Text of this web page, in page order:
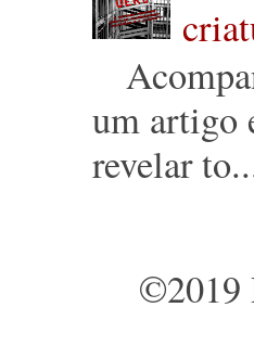
um artigo
revelar
©2019